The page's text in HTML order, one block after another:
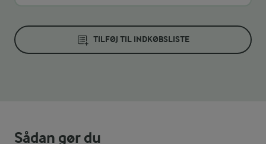
TILFØJ TIL INDKØBSLISTE
Sådan gør du